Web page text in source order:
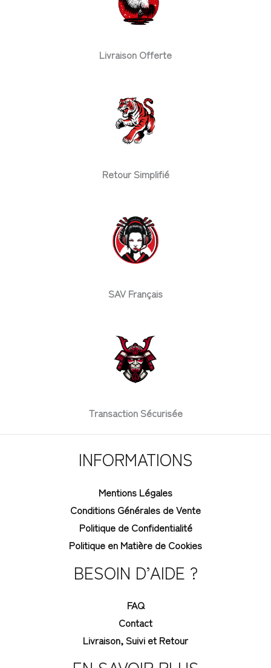
Livraison Offerte
Retour Simplifié
SAV Français
Transaction Sécurisée
INFORMATIONS
Mentions Légales
Conditions Générales de Vente
Politique de Confidentialité
Politique en Matière de Cookies
BESOIN D’AIDE ?
FAQ
Contact
Livraison, Suivi et Retour